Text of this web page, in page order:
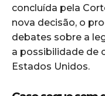
concluída pela
nova decisão, o
debates sobre a
a possibilidade de
Estados Unidos.